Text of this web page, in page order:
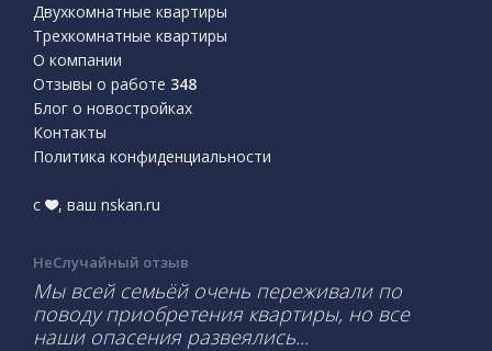
Двухкомнатные квартиры
Трехкомнатные квартиры
О компании
Отзывы о работе 348
Блог о новостройках
Контакты
Политика конфиденциальности
с , ваш nskan.ru
НеСлучайный отзыв
Мы всей семьёй очень переживали по
поводу приобретения квартиры, но все
наши опасения развеялись...